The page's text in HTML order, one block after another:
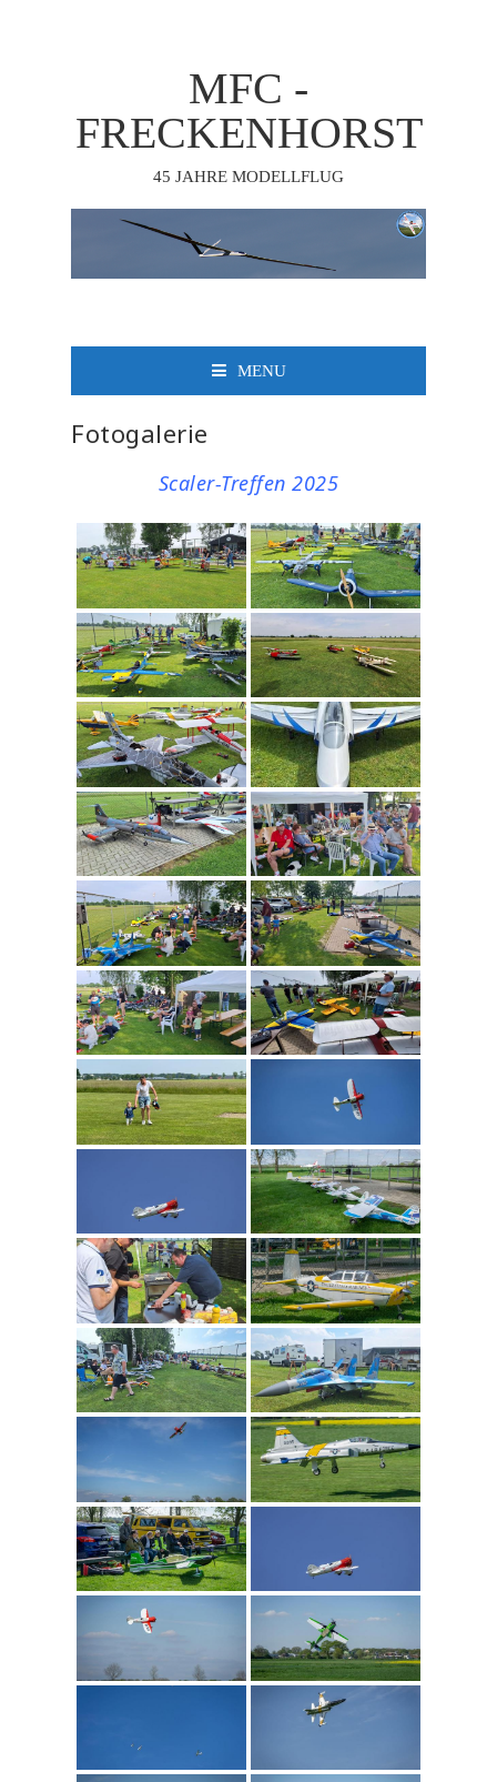
MFC -
FRECKENHORST
45 JAHRE MODELLFLUG
MENU
Fotogalerie
Scaler-Treffen 2025